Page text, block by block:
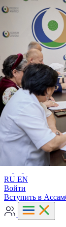
Расширенный
EN
RU EN
Войти
Вступить в